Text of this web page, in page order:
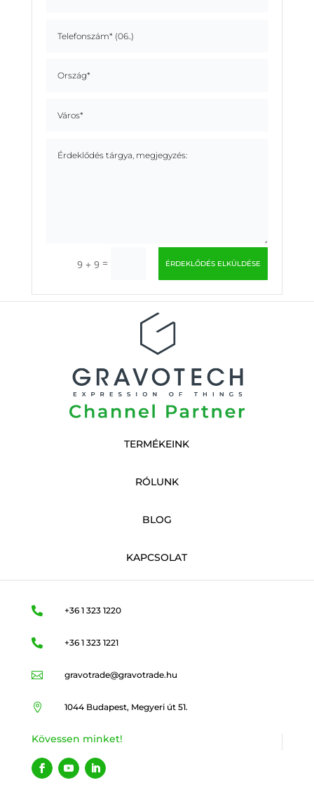
9 + 9 = ÉRDEKLŐDÉS ELKÜLDÉSE
TERMÉKEINK
RÓLUNK
BLOG
KAPCSOLAT
 +36 1 323 1220
 +36 1 323 1221
 gravotrade@gravotrade.hu
 1044 Budapest, Megyeri út 51.
Kövessen minket!